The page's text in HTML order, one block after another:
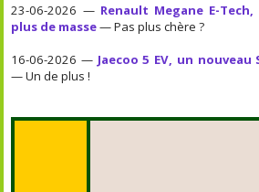
23-06-2026 — Renault Megane E-
plus de masse— Pas plus chère ?
16-06-2026 — Jaecoo 5 EV, un
— Un de plus !